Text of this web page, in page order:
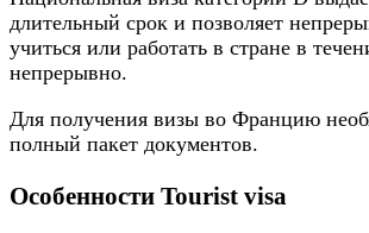
длительный срок и позволяет
учиться или работать в стране в
непрерывно.
Для получения визы во Францию
полный пакет документов.
Особенности Tourist visa